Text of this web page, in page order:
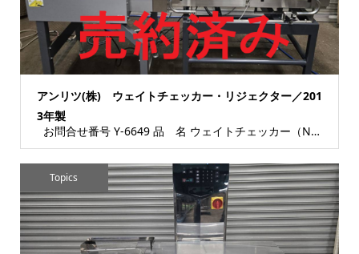
アンリツ(株) ウェイトチェッカー・リジェクター／201
3年製
お問合せ番号 Y-6649 品 名 ウェイトチェッカー（No.4600212524） ...
Topics